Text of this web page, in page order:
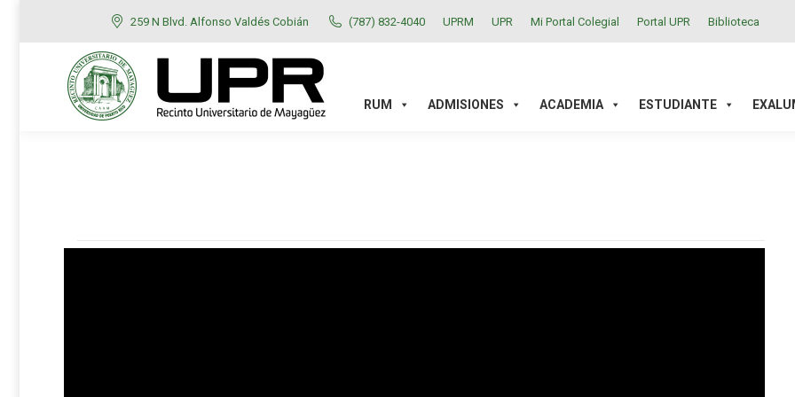
259 N Blvd. Alfonso Valdés Cobián (787) 832-4040 UPRM UPR Mi Portal Colegial Portal UPR Biblioteca
RUM ADMISIONES ACADEMIA ESTUDIANTE
RUM ADMISIONES